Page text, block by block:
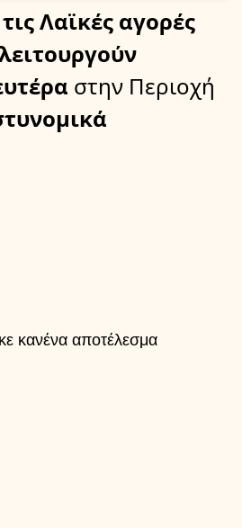
Λαϊκές αγορές
στην Περιοχή
κανένα αποτέλεσμα